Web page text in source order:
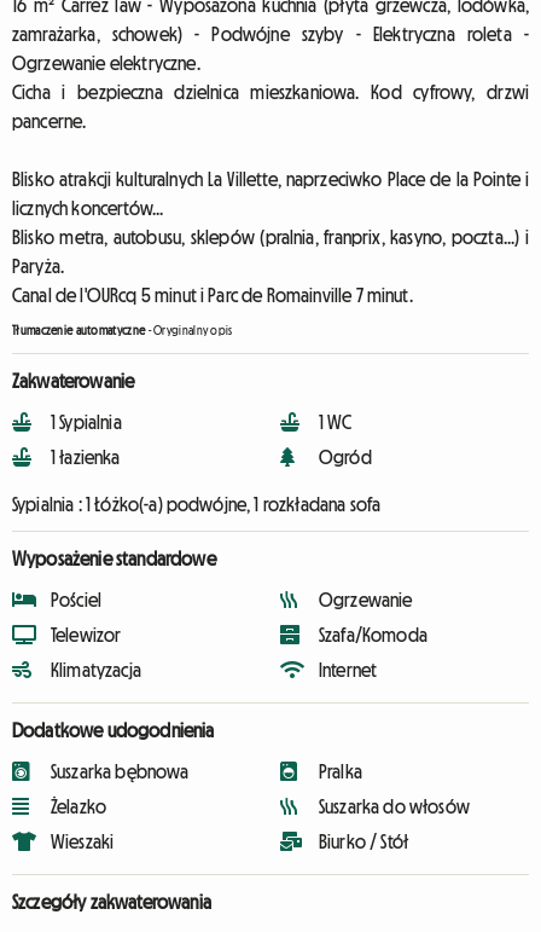
16 m² Carrez law - Wyposażona kuchnia (płyta grzewcza, lodówka,
zamrażarka, schowek) - Podwójne szyby - Elektryczna roleta -
Ogrzewanie elektryczne.
Cicha i bezpieczna dzielnica mieszkaniowa. Kod cyfrowy, drzwi
pancerne.
Blisko atrakcji kulturalnych La Villette, naprzeciwko Place de la Pointe i
licznych koncertów...
Blisko metra, autobusu, sklepów (pralnia, franprix, kasyno, poczta...) i
Paryża.
Canal de l'OURcq 5 minut i Parc de Romainville 7 minut.
Tłumaczenie automatyczne-Oryginalny opis
Zakwaterowanie
1 Sypialnia
1 łazienka
1 WC
Ogród
Sypialnia :1 Łóżko(-a) podwójne, 1 rozkładana sofa
Wyposażenie standardowe
Pościel
Telewizor
Klimatyzacja
Ogrzewanie
Szafa/Komoda
Internet
Dodatkowe udogodnienia
Suszarka bębnowa
Żelazko
Wieszaki
Pralka
Suszarka do włosów
Biurko / Stół
Szczegóły zakwaterowania